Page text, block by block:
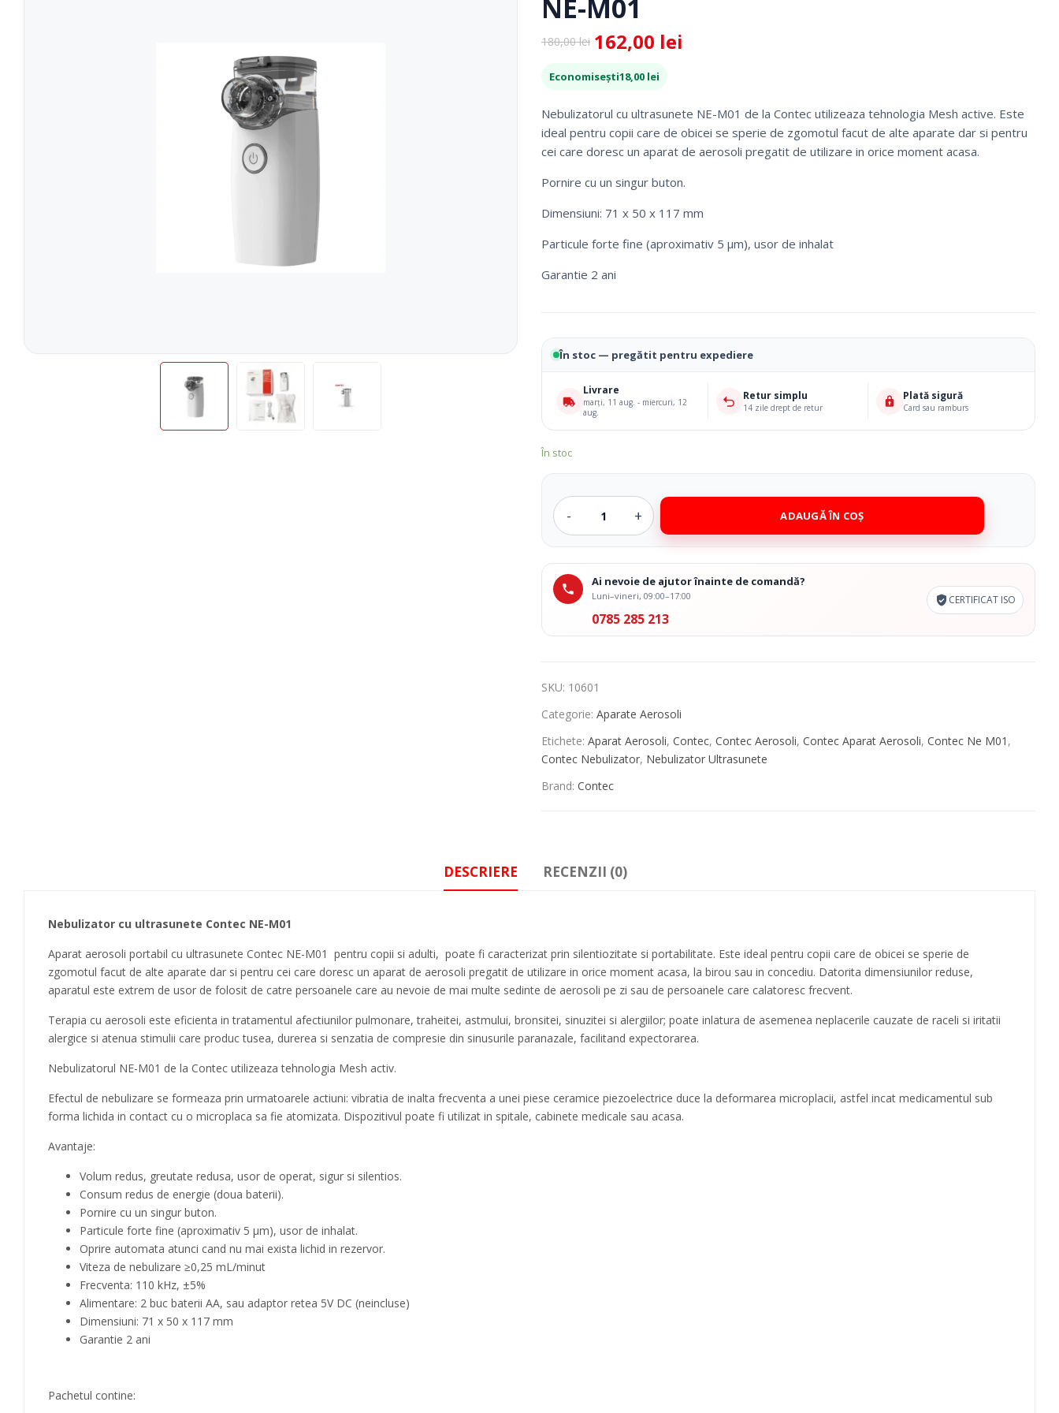
Tratament
Talonete
Scaune De Baie
Rolatoare
Fotolii Rulante
Accesorii Dispozitive
Produse Pentru Mama Si Bebe Consumabile Medicale Ingrijire Corporala
Resigilate
NE-M01
180,00lei
Prețul
inițial
a
fost:
180,00 lei.
162,00 lei
Prețul
curent
este:
162,00 lei.
Economisești18,00 lei
Nebulizatorul cu ultrasunete NE-M01 de la Contec utilizeaza tehnologia Mesh active. Este
ideal pentru copii care de obicei se sperie de zgomotul facut de alte aparate dar si pentru
cei care doresc un aparat de aerosoli pregatit de utilizare in orice moment acasa.
Pornire cu un singur buton.
Dimensiuni: 71 x 50 x 117 mm
Particule forte fine (aproximativ 5 μm), usor de inhalat
Garantie 2 ani
În stoc — pregătit pentru expediere
Livrare
marți, 11 aug. - miercuri, 12
aug.
Retur simplu
14 zile drept de retur
Plată sigură
Card sau ramburs
În stoc
ADAUGĂ ÎN COȘ
Ai nevoie de ajutor înainte de comandă?
Luni–vineri, 09:00–17:00
0785 285 213
CERTIFICAT ISO
SKU: 10601
Categorie: Aparate Aerosoli
Etichete: Aparat Aerosoli, Contec, Contec Aerosoli, Contec Aparat Aerosoli, Contec Ne M01 ,
Contec Nebulizator, Nebulizator Ultrasunete
Brand: Contec
DESCRIERE RECENZII (0)
Nebulizator cu ultrasunete Contec NE-M01
Aparat aerosoli portabil cu ultrasunete Contec NE-M01 pentru copii si adulti, poate fi caracterizat prin silentiozitate si portabilitate. Este ideal pentru copii care de obicei se sperie de
zgomotul facut de alte aparate dar si pentru cei care doresc un aparat de aerosoli pregatit de utilizare in orice moment acasa, la birou sau in concediu. Datorita dimensiunilor reduse,
aparatul este extrem de usor de folosit de catre persoanele care au nevoie de mai multe sedinte de aerosoli pe zi sau de persoanele care calatoresc frecvent.
Terapia cu aerosoli este eficienta in tratamentul afectiunilor pulmonare, traheitei, astmului, bronsitei, sinuzitei si alergiilor; poate inlatura de asemenea neplacerile cauzate de raceli si iritatii
alergice si atenua stimulii care produc tusea, durerea si senzatia de compresie din sinusurile paranazale, facilitand expectorarea.
Nebulizatorul NE-M01 de la Contec utilizeaza tehnologia Mesh activ.
Efectul de nebulizare se formeaza prin urmatoarele actiuni: vibratia de inalta frecventa a unei piese ceramice piezoelectrice duce la deformarea microplacii, astfel incat medicamentul sub
forma lichida in contact cu o microplaca sa fie atomizata. Dispozitivul poate fi utilizat in spitale, cabinete medicale sau acasa.
Avantaje:
Volum redus, greutate redusa, usor de operat, sigur si silentios.
Consum redus de energie (doua baterii).
Pornire cu un singur buton.
Particule forte fine (aproximativ 5 μm), usor de inhalat.
Oprire automata atunci cand nu mai exista lichid in rezervor.
Viteza de nebulizare ≥0,25 mL/minut
Frecventa: 110 kHz, ±5%
Alimentare: 2 buc baterii AA, sau adaptor retea 5V DC (neincluse)
Dimensiuni: 71 x 50 x 117 mm
Garantie 2 ani
Pachetul contine: